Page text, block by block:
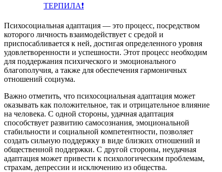
ТЕРПИЛА❗
Психосоциальная адаптация — это процесс, посредством
которого личность взаимодействует с средой и
приспосабливается к ней, достигая определенного уровня
удовлетворенности и успешности. Этот процесс необходим
для поддержания психического и эмоционального
благополучия, а также для обеспечения гармоничных
отношений социума.
Важно отметить, что психосоциальная адаптация может
оказывать как положительное, так и отрицательное влияние
на человека. С одной стороны, удачная адаптация
способствует развитию самосознания, эмоциональной
стабильности и социальной компетентности, позволяет
создать сильную поддержку в виде близких отношений и
общественной поддержки. С другой стороны, неудачная
адаптация может привести к психологическим проблемам,
страхам, депрессии и исключению из общества.